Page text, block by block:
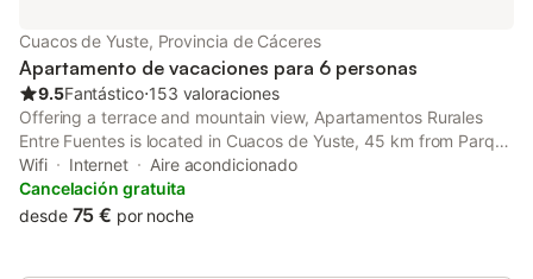
Cuacos de Yuste, Provincia de Cáceres
Apartamento de vacaciones para 6 personas
9.5Fantástico⋅153 valoraciones
Offering a terrace and mountain view, Apartamentos Rurales
Entre Fuentes is located in Cuacos de Yuste, 45 km from Parque
Natural de Monfragüe and 42 km from Plaza Mayor.
Wifi Internet
Aire acondicionado
Cancelación gratuita
desde 75 € por noche